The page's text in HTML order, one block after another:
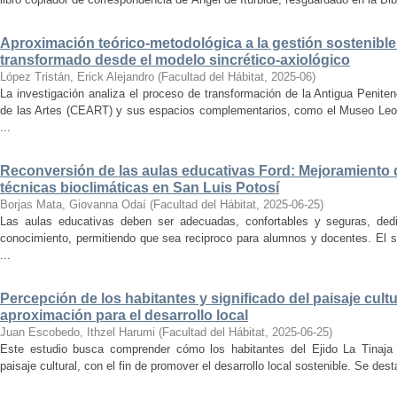
Aproximación teórico-metodológica a la gestión
transformado desde el modelo sincrético-axiológico
López Tristán, Erick Alejandro (Facultad del Hábitat, 2025-06)
La investigación analiza el proceso de transformación de la Antigua
de las Artes (CEART) y sus espacios complementarios, como el Museo
...
Reconversión de las aulas educativas Ford:
técnicas bioclimáticas en San Luis Potosí
Borjas Mata, Giovanna Odaí (Facultad del Hábitat, 2025-06-25)
Las aulas educativas deben ser adecuadas, confortables y seguras,
conocimiento, permitiendo que sea reciproco para alumnos y docentes. El
...
Percepción de los habitantes y significado del paisaje
aproximación para el desarrollo local
Juan Escobedo, Ithzel Harumi (Facultad del Hábitat, 2025-06-25)
Este estudio busca comprender cómo los habitantes del Ejido La
paisaje cultural, con el fin de promover el desarrollo local sostenible. Se